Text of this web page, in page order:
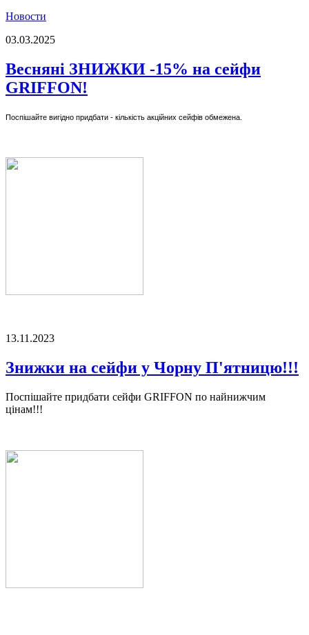
Новости
03.03.2025
Весняні ЗНИЖКИ -15% на сейфи
GRIFFON!
Поспішайте вигідно придбати - кількість акційних сейфів обмежена.
13.11.2023
Знижки на сейфи у Чорну П'ятницю!!!
Поспішайте придбати сейфи GRIFFON по найнижчим
цінам!!!